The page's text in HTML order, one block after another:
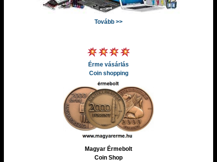
Tovább >>
Érme vásárlás
Coin shopping
Magyar Érmebolt
Coin Shop